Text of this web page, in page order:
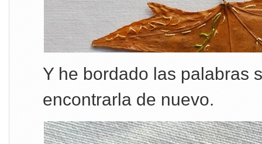
Y he bordado las palabras
encontrarla de nuevo.